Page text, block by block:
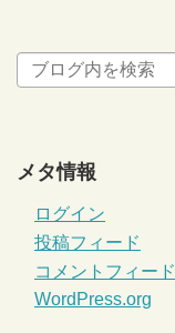
メタ情報
ログイン
投稿フィード
コメントフィード
WordPress.org